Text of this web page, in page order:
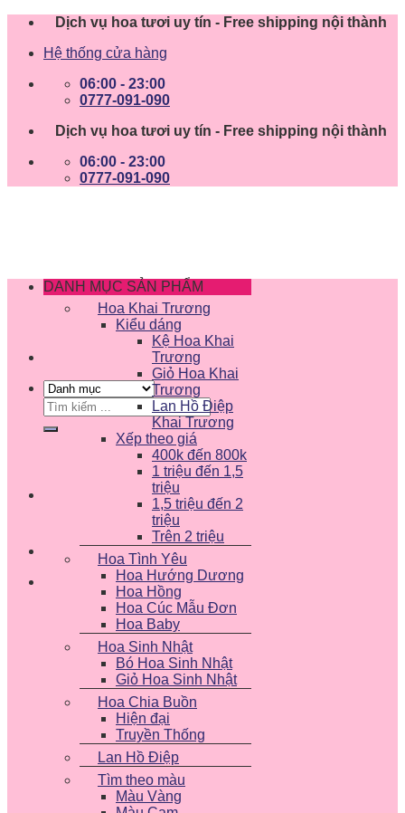
Skip
content
Dịch vụ hoa tươi uy tín - Free shipping nội thành
Hệ thống cửa hàng
06:00 - 23:00
0777-091-090
Dịch vụ hoa tươi uy tín - Free shipping nội thành
06:00 - 23:00
0777-091-090
Tìm
kiếm:
DANH MỤC SẢN PHẨM
Hoa Khai Trương
Kiểu dáng
Kệ Hoa Khai
Trương
Giỏ Hoa Khai
Trương
Lan Hồ Điệp
Khai Trương
Xếp theo giá
400k đến 800k
1 triệu đến 1,5
triệu
1,5 triệu đến 2
triệu
Trên 2 triệu
Hoa Tình Yêu
Hoa Hướng Dương
Hoa Hồng
Hoa Cúc Mẫu Đơn
Hoa Baby
Hoa Sinh Nhật
Bó Hoa Sinh Nhật
Giỏ Hoa Sinh Nhật
Hoa Chia Buồn
Hiện đại
Truyền Thống
Lan Hồ Điệp
Tìm theo màu
Màu Vàng